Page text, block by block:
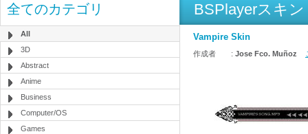
全てのカテゴリ
All
3D
Abstract
Anime
Business
Computer/OS
Games
BSPlayerスキン
Vampire Skin
作成者 : Jose Fco. Muñoz